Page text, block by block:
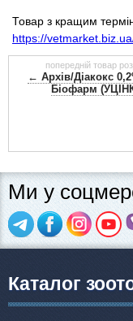
Товар з кращим
https://
попередній товар
← Архів/Діакокс
Біофарм
Ми у
Каталог
Товари для
Товари для коней
Хозряд -
Популярні